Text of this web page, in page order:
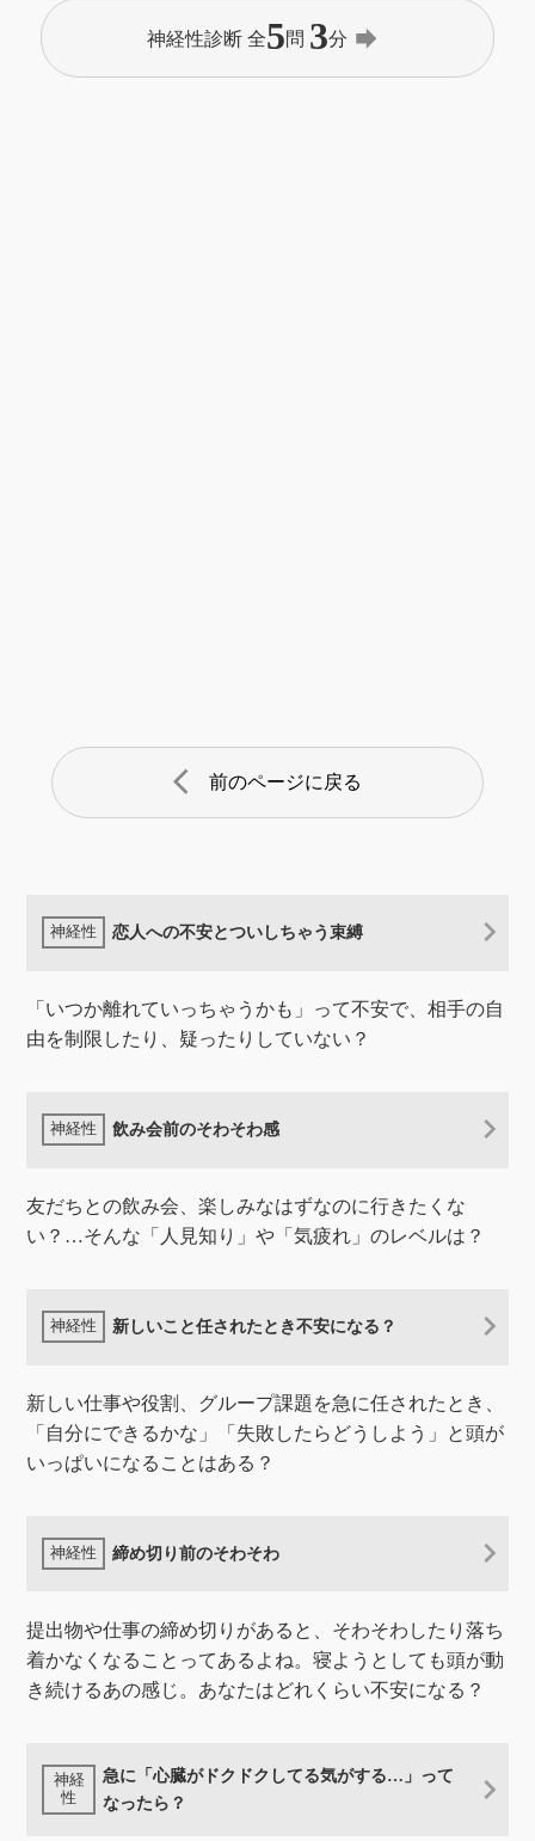
神経性診断 全5問 3分 forward
arrow_back_ios 前のページに戻る
恋人への不安とついしちゃう束縛
「いつか離れていっちゃうかも」って不安で、相手の自
由を制限したり、疑ったりしていない？
飲み会前のそわそわ感
友だちとの飲み会、楽しみなはずなのに行きたくな
い？…そんな「人見知り」や「気疲れ」のレベルは？
新しいこと任されたとき不安になる？
新しい仕事や役割、グループ課題を急に任されたとき、
「自分にできるかな」「失敗したらどうしよう」と頭が
いっぱいになることはある？
締め切り前のそわそわ
提出物や仕事の締め切りがあると、そわそわしたり落ち
着かなくなることってあるよね。寝ようとしても頭が動
き続けるあの感じ。あなたはどれくらい不安になる？
急に「心臓がドクドクしてる気がする…」って
なったら？